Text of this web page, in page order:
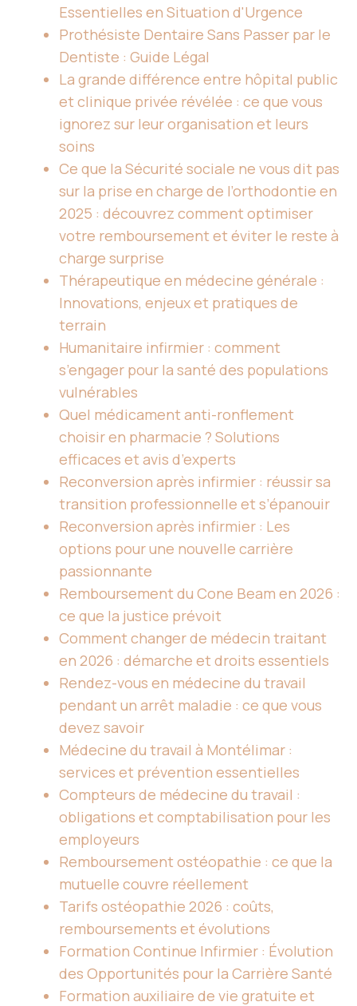
Essentielles en Situation d'Urgence
Prothésiste Dentaire Sans Passer par le
Dentiste : Guide Légal
La grande différence entre hôpital public
et clinique privée révélée : ce que vous
ignorez sur leur organisation et leurs
soins
Ce que la Sécurité sociale ne vous dit pas
sur la prise en charge de l’orthodontie en
2025 : découvrez comment optimiser
votre remboursement et éviter le reste à
charge surprise
Thérapeutique en médecine générale :
Innovations, enjeux et pratiques de
terrain
Humanitaire infirmier : comment
s’engager pour la santé des populations
vulnérables
Quel médicament anti-ronflement
choisir en pharmacie ? Solutions
efficaces et avis d’experts
Reconversion après infirmier : réussir sa
transition professionnelle et s’épanouir
Reconversion après infirmier : Les
options pour une nouvelle carrière
passionnante
Remboursement du Cone Beam en 2026 :
ce que la justice prévoit
Comment changer de médecin traitant
en 2026 : démarche et droits essentiels
Rendez-vous en médecine du travail
pendant un arrêt maladie : ce que vous
devez savoir
Médecine du travail à Montélimar :
services et prévention essentielles
Compteurs de médecine du travail :
obligations et comptabilisation pour les
employeurs
Remboursement ostéopathie : ce que la
mutuelle couvre réellement
Tarifs ostéopathie 2026 : coûts,
remboursements et évolutions
Formation Continue Infirmier : Évolution
des Opportunités pour la Carrière Santé
Formation auxiliaire de vie gratuite et